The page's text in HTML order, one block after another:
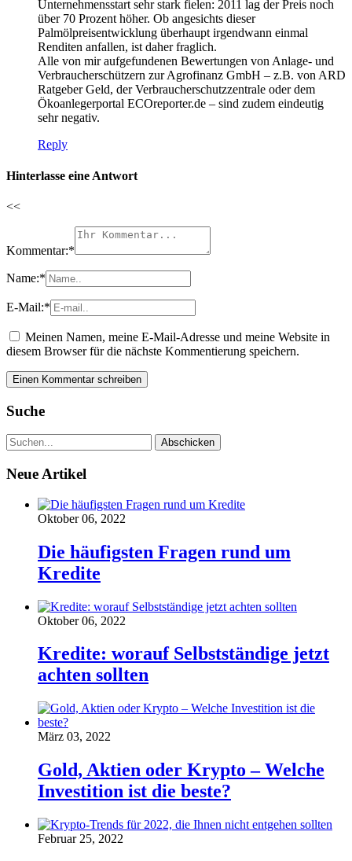
Unternehmensstart sehr stark fielen: 2011 lag der Preis noch
über 70 Prozent höher. Ob angesichts dieser
Palmölpreisentwicklung überhaupt irgendwann einmal
Renditen anfallen, ist daher fraglich.
Alle von mir aufgefundenen Bewertungen von Anlage- und
Verbraucherschützern zur Agrofinanz GmbH – z.B. von ARD
Ratgeber Geld, der Verbraucherschutzzentrale oder dem
Ökoanlegerportal ECOreporter.de – sind zudem eindeutig
sehr negativ.
Reply
Hinterlasse eine Antwort
<<
Kommentar:*
Name:*
E-Mail:*
Meinen Namen, meine E-Mail-Adresse und meine Website in
diesem Browser für die nächste Kommentierung speichern.
Suche
Neue Artikel
Oktober 06, 2022
Die häufigsten Fragen rund um
Kredite
Oktober 06, 2022
Kredite: worauf Selbstständige jetzt
achten sollten
März 03, 2022
Gold, Aktien oder Krypto – Welche
Investition ist die beste?
Februar 25, 2022